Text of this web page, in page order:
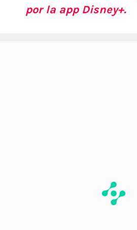
por la app Disney+.